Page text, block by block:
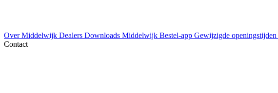
Over Middelwijk Dealers Downloads Middelwijk Bestel-app Gewijzigde openingstijden
Contact